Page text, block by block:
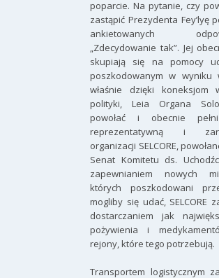
poparcie. Na pytanie, czy
zastąpić Prezydenta Fey’lyę
ankietowanych
„Zdecydowanie tak”. Jej
skupiają się na pomocy
poszkodowanym w wyniku
właśnie dzięki koneksjom
polityki, Leia Organa Solo
powołać i obecnie
reprezentatywną i
organizacji SELCORE,
Senat Komitetu ds.
zapewnianiem nowych
których poszkodowani
mogliby się udać, SELCORE
dostarczaniem jak
pożywienia i
rejony, które tego potrzebują.
Transportem logistycznym